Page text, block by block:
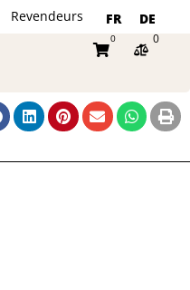
FR DE
Revendeurs
0
Panier
0